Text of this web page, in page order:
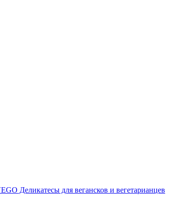
Деликатесы для вегансков и вегетарианцев